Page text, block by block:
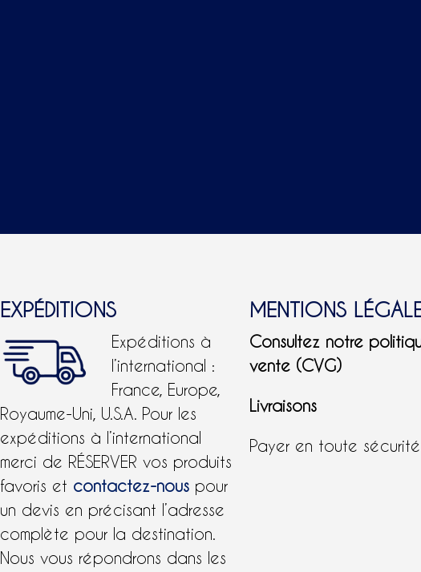
EXPÉDITIONS
Expéditions à
l’international :
France, Europe,
Royaume-Uni, U.S.A. Pour les
expéditions à l’international
merci de RÉSERVER vos produits
favoris et contactez-nous pour
un devis en précisant l’adresse
complète pour la destination.
Nous vous répondrons dans les
MENTIONS
Consultez notre
vente (CVG)
Livraisons
Payer en toute